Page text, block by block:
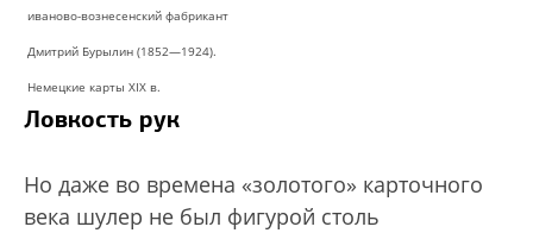
иваново-вознесенский фабрикант
Дмитрий Бурылин (1852—1924).
Немецкие карты XIX в.
Ловкость рук
Но даже во времена «золотого» карточного
века шулер не был фигурой столь